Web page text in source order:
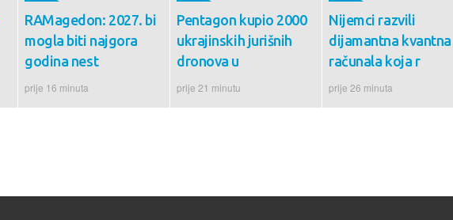
RAMagedon: 2027. bi
mogla biti najgora
godina nest
prije 16 minuta
Pentagon kupio 2000
ukrajinskih jurišnih
dronova u
prije 21 minutu
Nijemci razvili
dijamantna kvantna
računala koja r
prije 26 minuta